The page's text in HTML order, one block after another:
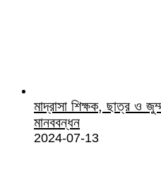
মাদ্রাসা শিক্ষক, ছাত্র ও
মানববন্ধন
2024-07-13